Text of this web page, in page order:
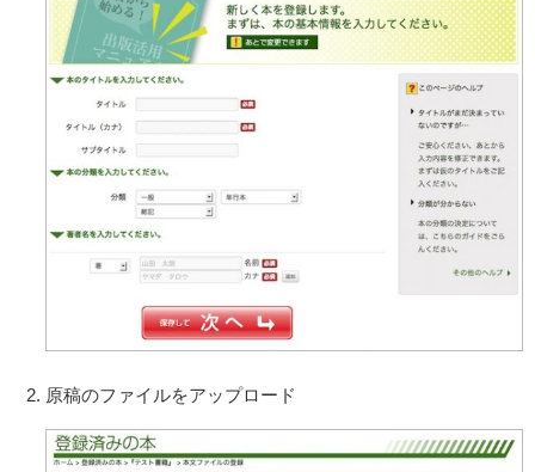
原稿のファイルをアップロード